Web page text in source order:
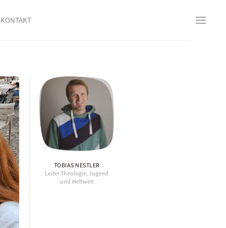
KONTAKT
TOBIAS NESTLER
Leiter Theologie, Jugend
und Weltweit